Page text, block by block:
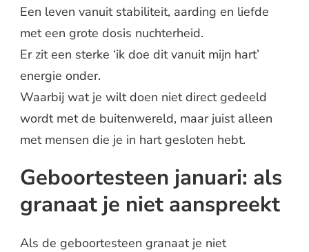
Een leven vanuit stabiliteit, aarding en liefde
met een grote dosis nuchterheid.
Er zit een sterke ‘ik doe dit vanuit mijn hart’
energie onder.
Waarbij wat je wilt doen niet direct gedeeld
wordt met de buitenwereld, maar juist alleen
met mensen die je in hart gesloten hebt.
Geboortesteen januari: als
granaat je niet aanspreekt
Als de geboortesteen granaat je niet